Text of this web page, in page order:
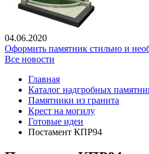
04.06.2020
Оформить памятник стильно и
Все новости
Главная
Каталог надгробных
Памятники из гранита
Крест на могилу
Готовые идеи
Постамент КПР94